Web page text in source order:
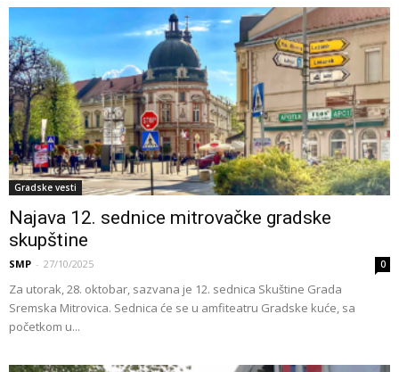
Gradske vesti
Najava 12. sednice mitrovačke gradske
skupštine
SMP - 27/10/2025 0
Za utorak, 28. oktobar, sazvana je 12. sednica Skuštine Grada
Sremska Mitrovica. Sednica će se u amfiteatru Gradske kuće, sa
početkom u...